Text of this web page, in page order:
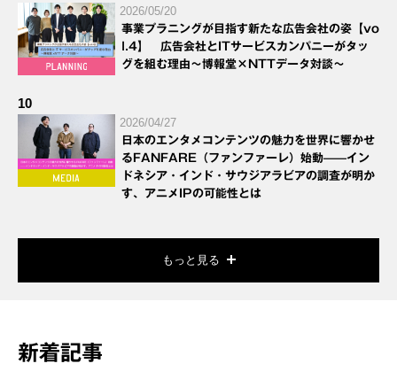
2026/05/20
事業プラニングが目指す新たな広告会社の姿【vo
l.4】 広告会社とITサービスカンパニーがタッ
グを組む理由～博報堂×NTTデータ対談～
10
2026/04/27
日本のエンタメコンテンツの魅力を世界に響かせ
るFANFARE（ファンファーレ）始動——イン
ドネシア・インド・サウジアラビアの調査が明か
す、アニメIPの可能性とは
もっと見る
新着記事